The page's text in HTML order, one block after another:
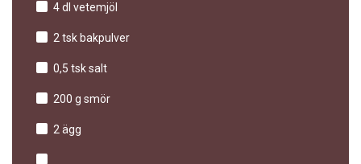
4 dl vetemjöl
2 tsk bakpulver
0,5 tsk salt
200 g smör
2 ägg